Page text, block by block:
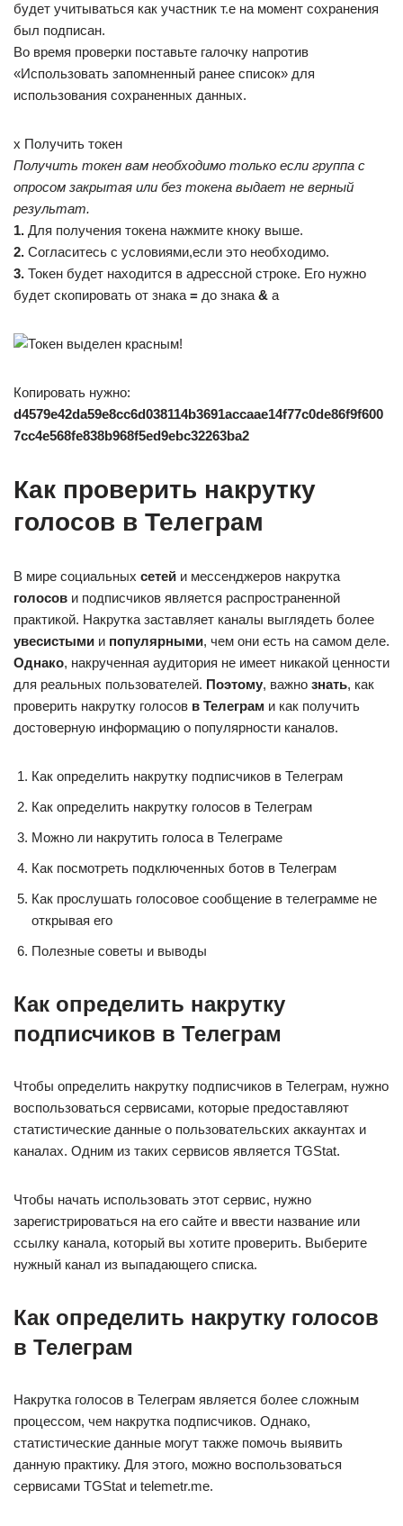
будет учитываться как участник т.е на момент сохранения
был подписан.
Во время проверки поставьте галочку напротив
«Использовать запомненный ранее список» для
использования сохраненных данных.
x Получить токен
Получить токен вам необходимо только если группа с
опросом закрытая или без токена выдает не верный
результат.
1. Для получения токена нажмите кноку выше.
2. Согласитесь с условиями,если это необходимо.
3. Токен будет находится в адрессной строке. Его нужно
будет скопировать от знака = до знака & a
Копировать нужно:
d4579e42da59e8cc6d038114b3691accaae14f77c0de86f9f600
7cc4e568fe838b968f5ed9ebc32263ba2
Как проверить накрутку
голосов в Телеграм
В мире социальных сетей и мессенджеров накрутка
голосов и подписчиков является распространенной
практикой. Накрутка заставляет каналы выглядеть более
увесистыми и популярными, чем они есть на самом деле.
Однако, накрученная аудитория не имеет никакой ценности
для реальных пользователей. Поэтому, важно знать, как
проверить накрутку голосов в Телеграм и как получить
достоверную информацию о популярности каналов.
Как определить накрутку подписчиков в Телеграм
Как определить накрутку голосов в Телеграм
Можно ли накрутить голоса в Телеграме
Как посмотреть подключенных ботов в Телеграм
Как прослушать голосовое сообщение в телеграмме не
открывая его
Полезные советы и выводы
Как определить накрутку
подписчиков в Телеграм
Чтобы определить накрутку подписчиков в Телеграм, нужно
воспользоваться сервисами, которые предоставляют
статистические данные о пользовательских аккаунтах и
каналах. Одним из таких сервисов является TGStat.
Чтобы начать использовать этот сервис, нужно
зарегистрироваться на его сайте и ввести название или
ссылку канала, который вы хотите проверить. Выберите
нужный канал из выпадающего списка.
Как определить накрутку голосов
в Телеграм
Накрутка голосов в Телеграм является более сложным
процессом, чем накрутка подписчиков. Однако,
статистические данные могут также помочь выявить
данную практику. Для этого, можно воспользоваться
сервисами TGStat и telemetr.me.